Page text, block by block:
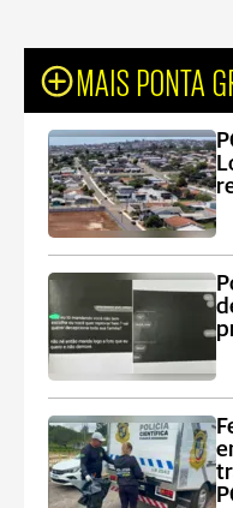
MAIS PONTA